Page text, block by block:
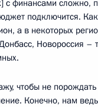
с финансами сложно,
подключится.
а в некоторых
Новороссия –
чтобы не
Конечно, нам